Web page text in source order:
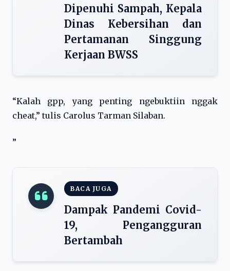
Dipenuhi Sampah, Kepala
Dinas Kebersihan dan
Pertamanan Singgung
Kerjaan BWSS
“Kalah gpp, yang penting ngebuktiin nggak
cheat,” tulis Carolus Tarman Silaban.
”
BACA JUGA
Dampak Pandemi Covid-
19, Pengangguran
Bertambah